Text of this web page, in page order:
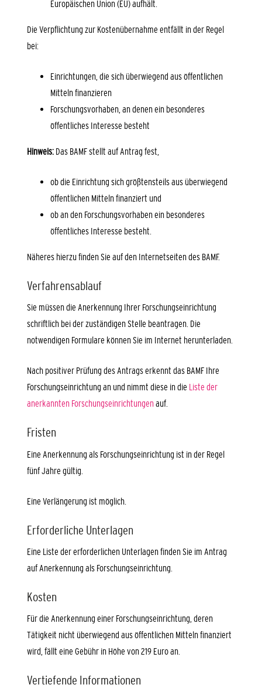
Europäischen Union (EU) aufhält.
Die Verpflichtung zur Kostenübernahme entfällt in der Regel
bei:
Einrichtungen, die sich überwiegend aus öffentlichen
Mitteln finanzieren
Forschungsvorhaben, an denen ein besonderes
öffentliches Interesse besteht
Hinweis: Das BAMF stellt auf Antrag fest,
ob die Einrichtung sich größtensteils aus überwiegend
öffentlichen Mitteln finanziert und
ob an den Forschungsvorhaben ein besonderes
öffentliches Interesse besteht.
Näheres hierzu finden Sie auf den Internetseiten des BAMF.
Verfahrensablauf
Sie müssen die Anerkennung Ihrer Forschungseinrichtung
schriftlich bei der zuständigen Stelle beantragen. Die
notwendigen Formulare können Sie im Internet herunterladen.
Nach positiver Prüfung des Antrags erkennt das BAMF Ihre
Forschungseinrichtung an und nimmt diese in die Liste der
anerkannten Forschungseinrichtungenauf.
Fristen
Eine Anerkennung als Forschungseinrichtung ist in der Regel
fünf Jahre gültig.
Eine Verlängerung ist möglich.
Erforderliche Unterlagen
Eine Liste der erforderlichen Unterlagen finden Sie im Antrag
auf Anerkennung als Forschungseinrichtung.
Kosten
Für die Anerkennung einer Forschungseinrichtung, deren
Tätigkeit nicht überwiegend aus öffentlichen Mitteln finanziert
wird, fällt eine Gebühr in Höhe von 219 Euro an.
Vertiefende Informationen